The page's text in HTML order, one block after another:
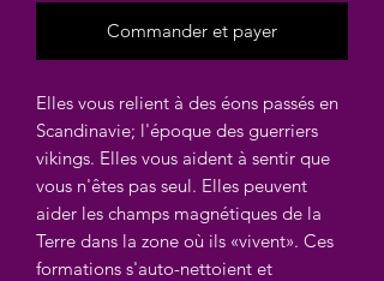
Commander et payer
Elles vous relient à des éons passés en
Scandinavie; l'époque des guerriers
vikings. Elles vous aident à sentir que
vous n'êtes pas seul. Elles peuvent
aider les champs magnétiques de la
Terre dans la zone où ils «vivent». Ces
formations s'auto-nettoient et